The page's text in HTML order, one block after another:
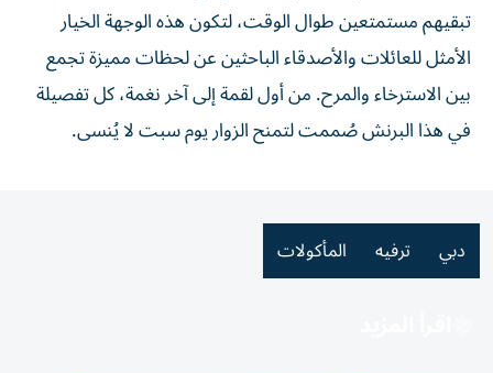
تبقيهم مستمتعين طوال الوقت، لتكون هذه الوجهة الخيار
الأمثل للعائلات والأصدقاء الباحثين عن لحظات مميزة تجمع
بين الاسترخاء والمرح. من أول لقمة إلى آخر نغمة، كل تفصيلة
في هذا البرنش صُممت لتمنح الزوار يوم سبت لا يُنسى.
دبي ترفيه المأكولات